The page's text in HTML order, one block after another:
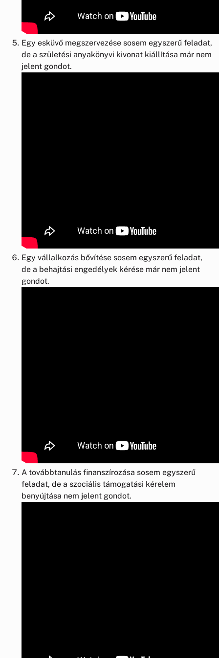
Egy esküvő megszervezése sosem egyszerű feladat,
de a születési anyakönyvi kivonat kiállítása már nem
jelent gondot.
Egy vállalkozás bővítése sosem egyszerű feladat,
de a behajtási engedélyek kérése már nem jelent
gondot.
A továbbtanulás finanszírozása sosem egyszerű
feladat, de a szociális támogatási kérelem
benyújtása nem jelent gondot.